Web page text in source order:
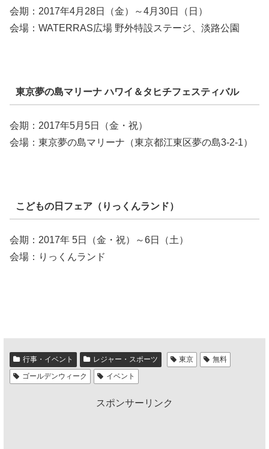
会期：2017年4月28日（金）～4月30日（日）
会場：WATERRAS広場 野外特設ステージ、淡路公園
東京夢の島マリーナ ハワイ＆タヒチフェスティバル
会期：2017年5月5日（金・祝）
会場：東京夢の島マリーナ（東京都江東区夢の島3-2-1）
こどもの日フェア（りっくんランド）
会期：2017年 5日（金・祝）～6日（土）
会場：りっくんランド
行事・イベント レジャー・スポーツ 東京
無料
ゴールデンウィーク
イベント
スポンサーリンク